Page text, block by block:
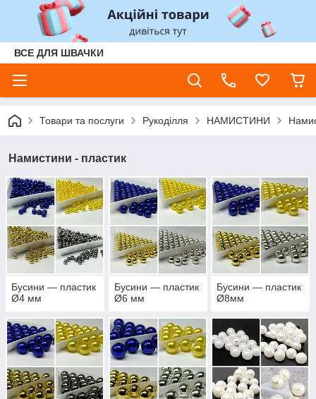
ВСЕ ДЛЯ ШВАЧКИ
Товари та послуги Рукоділля НАМИСТИНИ
Намистини - пластик
Бусини — пластик
Ø4 мм
Бусини — пластик
Ø6 мм
Бусини — пластик
Ø8мм